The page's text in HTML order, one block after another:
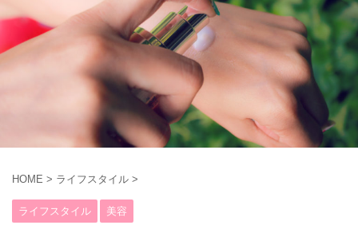
HOME > ライフスタイル >
ライフスタイル 美容